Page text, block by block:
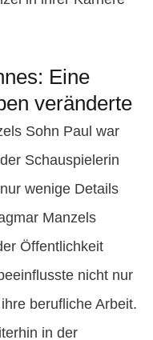
Eine
veränderte
Sohn Paul war
Schauspielerin
wenige Details
Manzels
Öffentlichkeit
nicht nur
berufliche Arbeit.
in der